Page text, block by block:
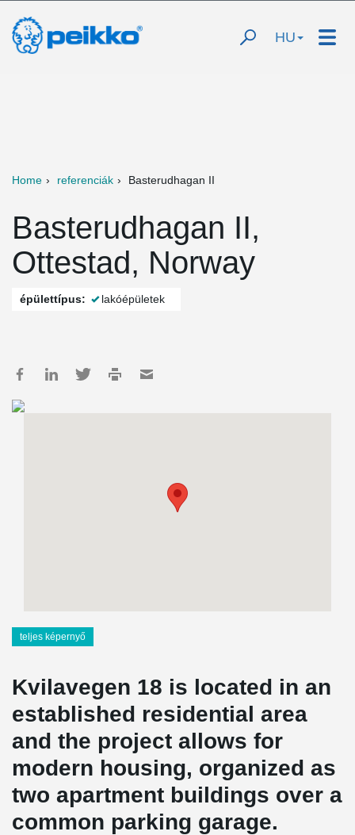
HU
Home referenciák Basterudhagan II
Basterudhagan II,
Ottestad, Norway
épülettípus: lakóépületek
teljes képernyő
Kvilavegen 18 is located in an
established residential area
and the project allows for
modern housing, organized as
two apartment buildings over a
common parking garage.